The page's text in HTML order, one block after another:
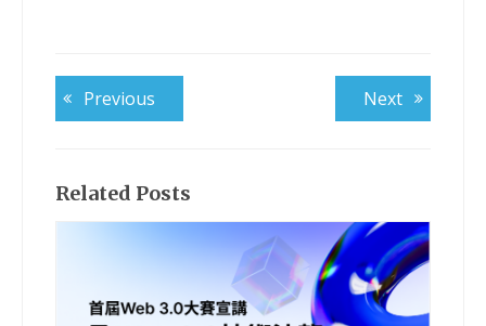
文
章
航
Previous NextNext
Related Posts